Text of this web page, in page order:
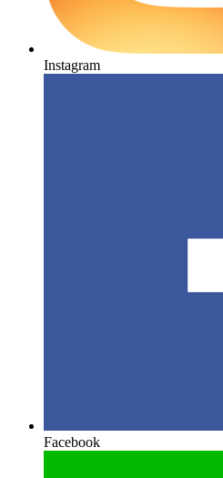
Instagram
Facebook